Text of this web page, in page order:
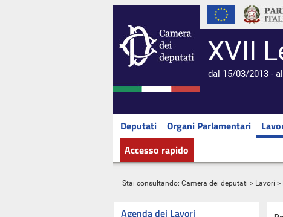
XVII
dal 15/03/2013 -
Deputati Organi Parlamentari
Accesso rapido
Stai consultando: Camera dei deputati > Lavori >
Agenda dei Lavori